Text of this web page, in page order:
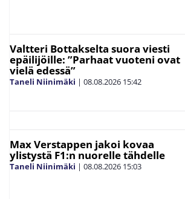
Valtteri Bottakselta suora viesti
epäilijöille: ”Parhaat vuoteni ovat
vielä edessä”
Taneli Niinimäki | 08.08.2026 15:42
Max Verstappen jakoi kovaa
ylistystä F1:n nuorelle tähdelle
Taneli Niinimäki | 08.08.2026 15:03